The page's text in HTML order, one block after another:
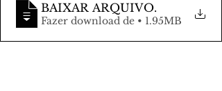
BAIXAR ARQUIVO.
Fazer download de • 1.95MB